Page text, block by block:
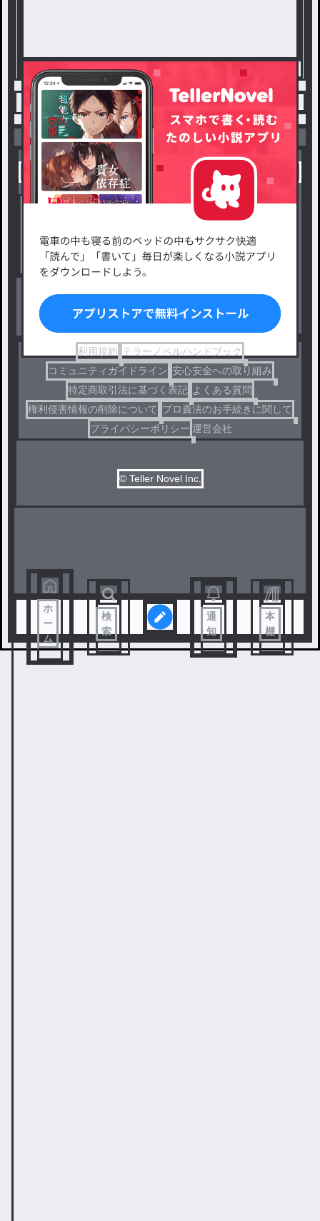
トップ BL 俺クロ 短編もあれば長編もある /
小説を探す
新着小説一覧
小説コンテスト応募・公募
出版・メディアミックス作品
ジャンルから探す
恋愛・ロマンス
ファンタジー・異世界・SF
ホラー・ミステリー
コメディ
利用規約 テラーノベルハンドブック
コミュニティガイドライン 安心安全への取り組み
特定商取引法に基づく表記 よくある質問
権利侵害情報の削除について プロ責法のお手続きに関して
プライバシーポリシー 運営会社
© Teller Novel Inc.
ホ
ー
ム
検
索
通
知
本
棚